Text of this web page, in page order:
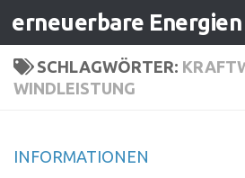
Zum Inhalt springen
erneuerbare Energien
SCHLAGWÖRTER:
WINDLEISTUNG
INFORMATIONEN